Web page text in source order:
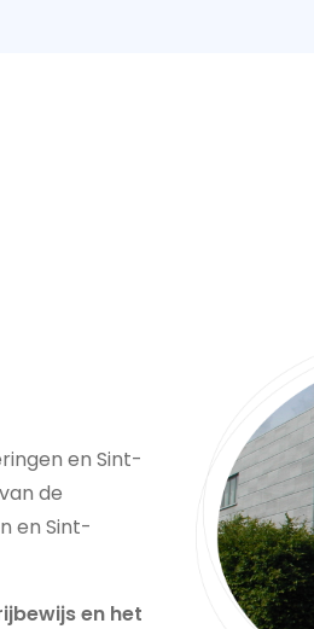
en Sint-
de
en Sint-
en het